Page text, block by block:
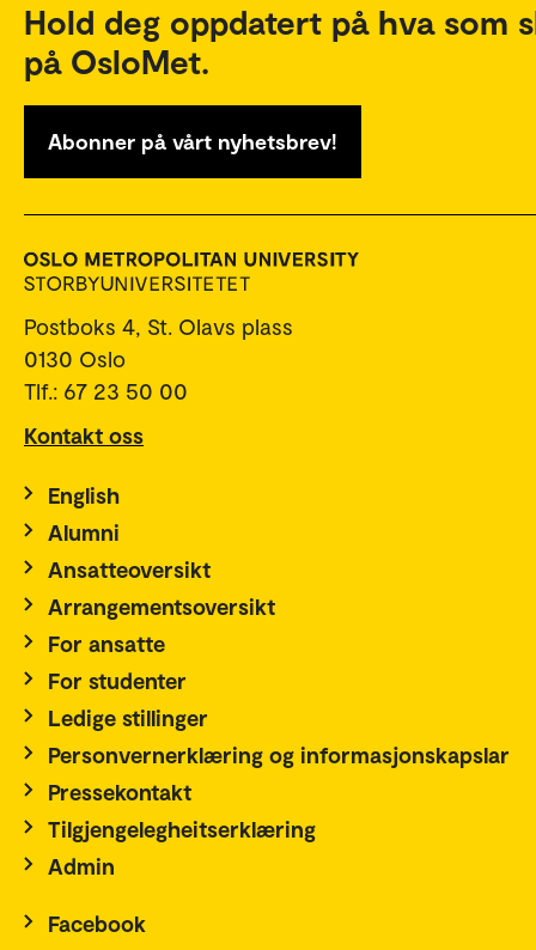
Hold deg oppdatert på hva som
på OsloMet.
Abonner på vårt nyhetsbrev!
Postboks 4, St. Olavs plass
0130 Oslo
Tlf.: 67 23 50 00
Kontakt oss
English
Alumni
Ansatteoversikt
Arrangementsoversikt
For ansatte
For studenter
Ledige stillinger
Personvernerklæring og informasjonskapslar
Pressekontakt
Tilgjengelegheitserklæring
Admin
Facebook